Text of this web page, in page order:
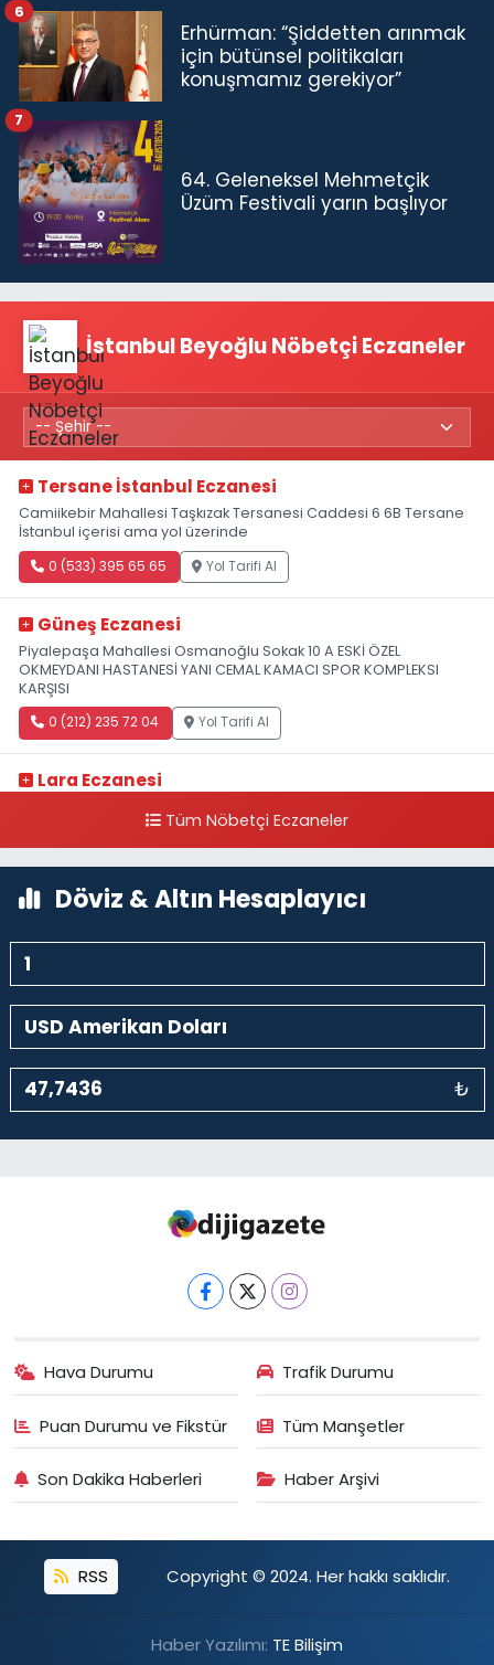
Erhürman: “Şiddetten arınmak
için bütünsel politikaları
konuşmamız gerekiyor”
6
64. Geleneksel Mehmetçik
Üzüm Festivali yarın başlıyor
7
İstanbul Beyoğlu Nöbetçi Eczaneler
Tersane İstanbul Eczanesi
Camiikebir Mahallesi Taşkızak Tersanesi Caddesi 6 6B Tersane
İstanbul içerisi ama yol üzerinde
0 (533) 395 65 65 Yol Tarifi Al
Güneş Eczanesi
Piyalepaşa Mahallesi Osmanoğlu Sokak 10 A ESKİ ÖZEL
OKMEYDANI HASTANESİ YANI CEMAL KAMACI SPOR KOMPLEKSI
KARŞISI
0 (212) 235 72 04 Yol Tarifi Al
Lara Eczanesi
HASTANESİ KARŞISI
Tüm Nöbetçi Eczaneler
Döviz & Altın Hesaplayıcı
₺
Hava Durumu Trafik Durumu
Puan Durumu ve Fikstür Tüm Manşetler
Son Dakika Haberleri Haber Arşivi
RSS Copyright © 2024. Her hakkı saklıdır.
Haber Yazılımı: TE Bilişim